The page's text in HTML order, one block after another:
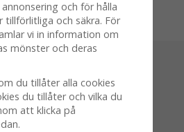
vår
och för hålla
tillförlitliga och säkra. För
vi in information om
mönster och deras
du tillåter alla cookies
du tillåter och vilka du
att klicka på